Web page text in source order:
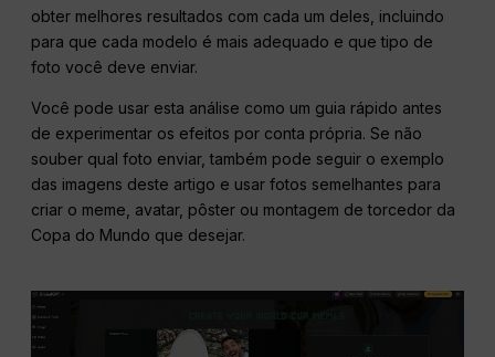
obter melhores resultados com cada um deles, incluindo
para que cada modelo é mais adequado e que tipo de
foto você deve enviar.
Você pode usar esta análise como um guia rápido antes
de experimentar os efeitos por conta própria. Se não
souber qual foto enviar, também pode seguir o exemplo
das imagens deste artigo e usar fotos semelhantes para
criar o meme, avatar, pôster ou montagem de torcedor da
Copa do Mundo que desejar.